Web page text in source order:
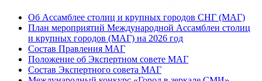
Об Ассамблее столиц и крупных городов СНГ (МАГ)
План мероприятий Международной Ассамблеи столиц
и крупных городов (МАГ) на 2026 год
Состав Правления МАГ
Положение об Экспертном совете МАГ
Состав Экспертного совета МАГ